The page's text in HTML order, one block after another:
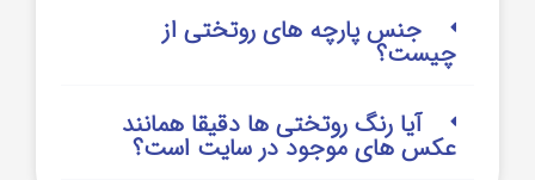
جنس پارچه های روتختی از
چیست؟
آیا رنگ روتختی ها دقیقا همانند
عکس های موجود در سایت است؟